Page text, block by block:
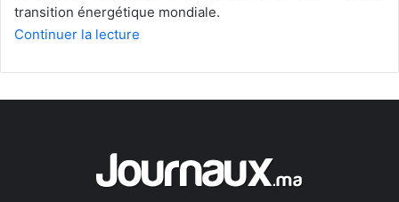
transition énergétique mondiale.
Continuer la lecture